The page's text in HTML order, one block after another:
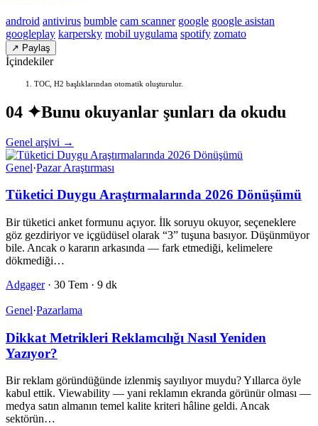
android antivirus bumble cam scanner google google asistan
googleplay karpersky mobil uygulama spotify zomato
↗ Paylaş
İçindekiler
TOC, H2 başlıklarından otomatik oluşturulur.
04 ✦Bunu okuyanlar şunları da okudu
Genel arşivi →
Genel·Pazar Araştırması
Tüketici Duygu Araştırmalarında 2026 Dönüşümü
Bir tüketici anket formunu açıyor. İlk soruyu okuyor, seçeneklere
göz gezdiriyor ve içgüdüsel olarak “3” tuşuna basıyor. Düşünmüyor
bile. Ancak o kararın arkasında — fark etmediği, kelimelere
dökmediği…
Adgager · 30 Tem · 9 dk
Genel·Pazarlama
Dikkat Metrikleri Reklamcılığı Nasıl Yeniden
Yazıyor?
Bir reklam göründüğünde izlenmiş sayılıyor muydu? Yıllarca öyle
kabul ettik. Viewability — yani reklamın ekranda görünür olması —
medya satın almanın temel kalite kriteri hâline geldi. Ancak
sektörün…